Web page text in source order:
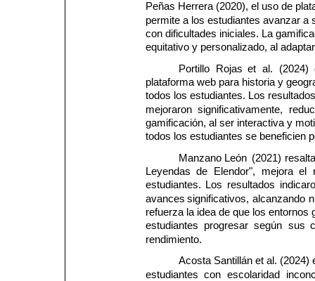
Peñas Herrera (2020), el uso de
permite a los estudiantes avanzar a
con dificultades iniciales. La
equitativo y personalizado, al
Portillo
Rojas et al. (2024)
plataforma web para historia y
todos los estudiantes. Los
mejoraron significativamente,
gamificación, al ser interactiva y
todos los estudiantes se beneficien
Manzano León (2021)
Leyendas de Elendor", mejora el
estudiantes. Los resultados
avances significativos, alcanzando
refuerza la idea de que los
estudiantes
progresar según sus
rendimiento.
Acosta Santillán et al. (2024)
estudiantes con escolaridad